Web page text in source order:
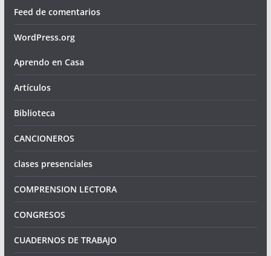
Feed de comentarios
WordPress.org
Aprendo en Casa
Artículos
Biblioteca
CANCIONEROS
clases presenciales
COMPRENSION LECTORA
CONGRESOS
CUADERNOS DE TRABAJO